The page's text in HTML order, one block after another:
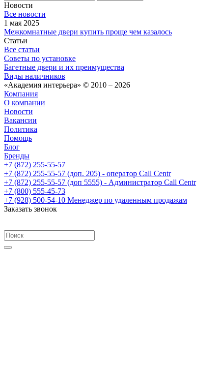
Новости
Все новости
1 мая 2025
Межкомнатные двери купить проще чем казалось
Статьи
Все статьи
Советы по установке
Багетные двери и их преимущества
Виды наличников
«Академия интерьера» © 2010 – 2026
Компания
О компании
Новости
Вакансии
Политика
Помощь
Блог
Бренды
+7 (872) 255-55-57
+7 (872) 255-55-57 (доп. 205) - оператор Call Centr
+7 (872) 255-55-57 (доп 5555) - Администратор Call Centr
+7 (800) 555-45-73
+7 (928) 500-54-10 Менеджер по удаленным продажам
Заказать звонок